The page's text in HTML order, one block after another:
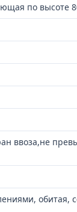
по высоте
ввоза,не
обитая,